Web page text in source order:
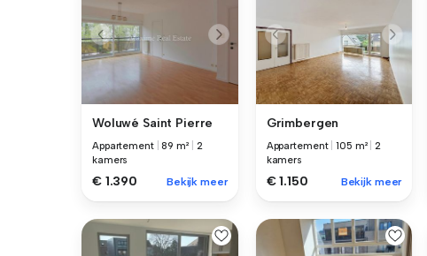
Woluwé Saint Pierre
Appartement |89 m²
2
kamers
€ 1.390 Bekijk meer
Grimbergen
Appartement |105 m² |2
kamers
€ 1.150 Bekijk meer